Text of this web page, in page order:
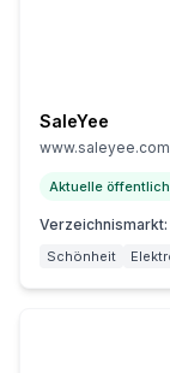
SaleYee
www.saleyee.com
Aktuelle
Verzeichnismarkt:
Schönheit